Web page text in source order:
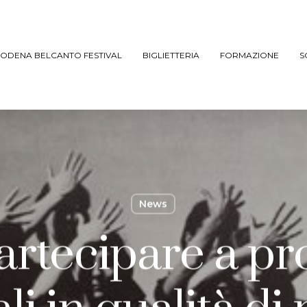
ARCHIVIO SPETTACOLI
(DAL 2023/’24)
ARCHIVIO STORICO
(FINO AL 2022/’23)
BELCANTO FESTIVAL BIGLIETTERIA FORMAZIONE
News
a